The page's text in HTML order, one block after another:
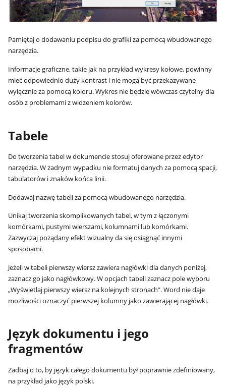
Pamiętaj o dodawaniu podpisu do grafiki za pomocą wbudowanego
narzędzia.
Informacje graficzne, takie jak na przykład wykresy kołowe, powinny
mieć odpowiednio duży kontrast i nie mogą być przekazywane
wyłącznie za pomocą koloru. Wykres nie będzie wówczas czytelny dla
osób z problemami z widzeniem kolorów.
Tabele
Do tworzenia tabel w dokumencie stosuj oferowane przez edytor
narzędzia. W żadnym wypadku nie formatuj danych za pomocą spacji,
tabulatorów i znaków końca linii.
Dodawaj nazwę tabeli za pomocą wbudowanego narzędzia.
Unikaj tworzenia skomplikowanych tabel, w tym z łączonymi
komórkami, pustymi wierszami, kolumnami lub komórkami.
Zazwyczaj pożądany efekt wizualny da się osiągnąć innymi
sposobami.
Jeżeli w tabeli pierwszy wiersz zawiera nagłówki dla danych poniżej,
zaznacz go jako nagłówkowy. W opcjach tabeli zaznacz pole wyboru
„Wyświetlaj pierwszy wiersz na kolejnych stronach”. Word nie daje
możliwości oznaczyć pierwszej kolumny jako zawierającej nagłówki.
Język dokumentu i jego
fragmentów
Zadbaj o to, by język całego dokumentu był poprawnie zdefiniowany,
na przykład jako język polski.